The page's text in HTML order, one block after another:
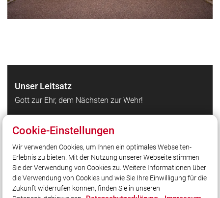
Unser Leitsatz
Gott zur Ehr, dem Nächsten zur Wehr!
Quicklinks
Aktuelles
Termine
Einsätze
Cookie-Einstellungen
Wir verwenden Cookies, um Ihnen ein optimales Webseiten-
Erlebnis zu bieten. Mit der Nutzung unserer Webseite stimmen
Sie der Verwendung von Cookies zu. Weitere Informationen über
die Verwendung von Cookies und wie Sie Ihre Einwilligung für die
Zukunft widerrufen können, finden Sie in unseren